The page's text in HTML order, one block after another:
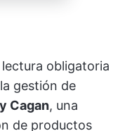
obligatoria
gestión de
Cagan, una
de productos